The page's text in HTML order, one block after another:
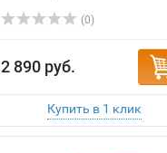
(0)
2 890 руб.